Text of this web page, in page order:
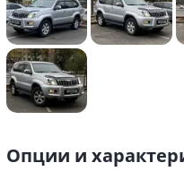
Опции и